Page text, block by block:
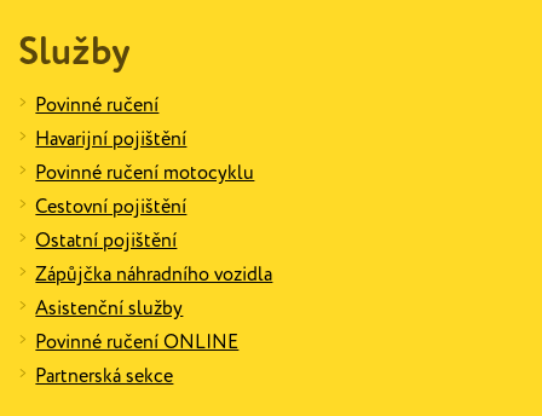
Služby
Povinné ručení
Havarijní pojištění
Povinné ručení motocyklu
Cestovní pojištění
Ostatní pojištění
Zápůjčka náhradního vozidla
Asistenční služby
Povinné ručení ONLINE
Partnerská sekce